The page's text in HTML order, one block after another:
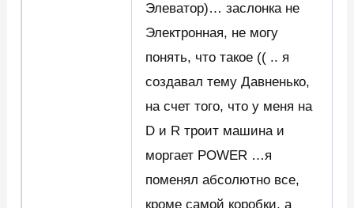
Элеватор)… заслонка не
Электронная, не могу
понять, что такое (( .. я
создавал тему Давненько,
на счет того, что у меня на
D и R троит машина и
моргает POWER …я
поменял абсолютно все,
кроме самой коробки, а